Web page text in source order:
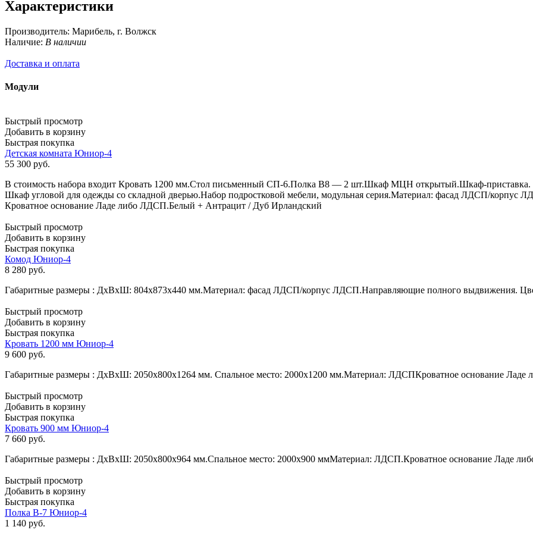
Характеристики
Производитель: Марибель, г. Волжск
Наличие: В наличии
Доставка и оплата
Модули
Быстрый просмотр
Добавить в корзину
Быстрая покупка
Детская комната Юниор-4
55 300 руб.
В стоимость набора входит Кровать 1200 мм.Стол письменный СП-6.Полка В8 — 2 шт.Шкаф МЦН открытый.Шкаф-приставка.
Шкаф угловой для одежды со складной дверью.Набор подростковой мебели, модульная серия.Материал: фасад ЛДСП/корпус
Кроватное основание Ладе либо ЛДСП.Белый + Антрацит / Дуб Ирландский
Быстрый просмотр
Добавить в корзину
Быстрая покупка
Комод Юниор-4
8 280 руб.
Габаритные размеры : ДхВхШ: 804х873х440 мм.Материал: фасад ЛДСП/корпус ЛДСП.Направляющие полного выдвижения.
Быстрый просмотр
Добавить в корзину
Быстрая покупка
Кровать 1200 мм Юниор-4
9 600 руб.
Габаритные размеры : ДхВхШ: 2050х800х1264 мм. Спальное место: 2000х1200 мм.Материал: ЛДСПКроватное основание
Быстрый просмотр
Добавить в корзину
Быстрая покупка
Кровать 900 мм Юниор-4
7 660 руб.
Габаритные размеры : ДхВхШ: 2050х800х964 мм.Спальное место: 2000х900 ммМатериал: ЛДСП.Кроватное основание Ладе
Быстрый просмотр
Добавить в корзину
Быстрая покупка
Полка В-7 Юниор-4
1 140 руб.